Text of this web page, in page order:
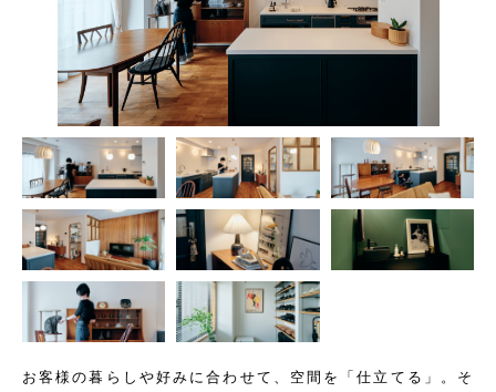
お客様の暮らしや好みに合わせて、空間を「仕立てる」。そ